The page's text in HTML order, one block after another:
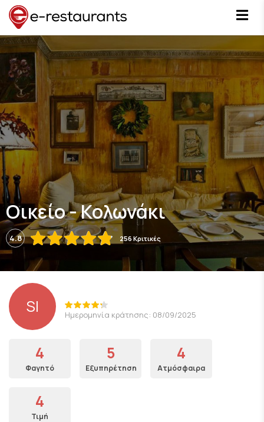
Οικείο - Κολωνάκι
4.8 256 Κριτικές
SI Ημερομηνία κράτησης: 08/09/2025
4
Φαγητό
5
Εξυπηρέτηση
4
Ατμόσφαιρα
4
Τιμή